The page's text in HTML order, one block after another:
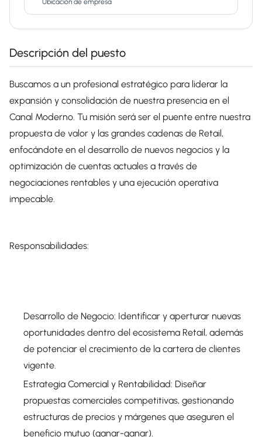
Ubicación de empresa
Descripción del puesto
Buscamos a un profesional estratégico para liderar la
expansión y consolidación de nuestra presencia en el
Canal Moderno. Tu misión será ser el puente entre nuestra
propuesta de valor y las grandes cadenas de Retail,
enfocándote en el desarrollo de nuevos negocios y la
optimización de cuentas actuales a través de
negociaciones rentables y una ejecución operativa
impecable.
Responsabilidades:
Desarrollo de Negocio: Identificar y aperturar nuevas
oportunidades dentro del ecosistema Retail, además
de potenciar el crecimiento de la cartera de clientes
vigente.
Estrategia Comercial y Rentabilidad: Diseñar
propuestas comerciales competitivas, gestionando
estructuras de precios y márgenes que aseguren el
beneficio mutuo (ganar-ganar).